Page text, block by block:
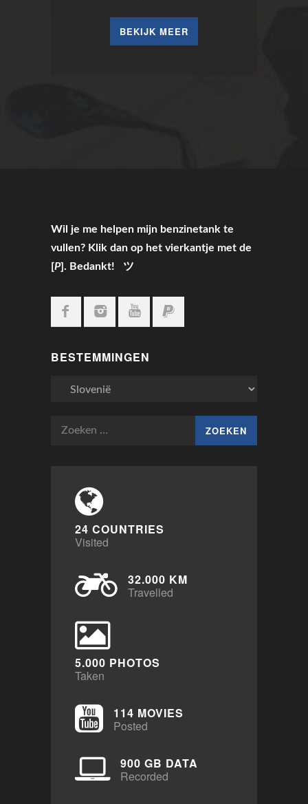
BEKIJK MEER
Wil je me helpen mijn benzinetank te
vullen? Klik dan op het vierkantje met de
[P]. Bedankt! ツ
BESTEMMINGEN
Bestemmingen
Zoeken
24 COUNTRIES
Visited
32.000 KM
Travelled
5.000 PHOTOS
Taken
114 MOVIES
Posted
900 GB DATA
Recorded